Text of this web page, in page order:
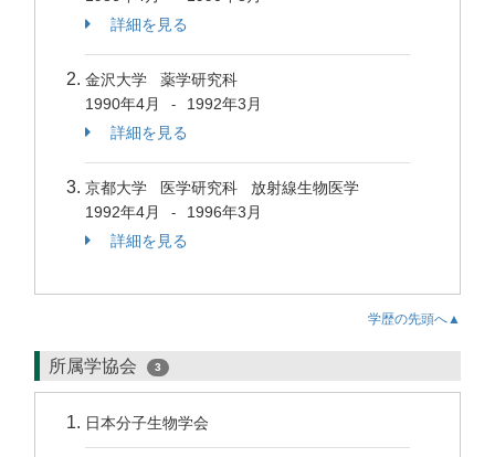
詳細を見る
金沢大学 薬学研究科
1990年4月
-
1992年3月
詳細を見る
京都大学 医学研究科 放射線生物医学
1992年4月
-
1996年3月
詳細を見る
学歴の先頭へ▲
所属学協会 3
日本分子生物学会